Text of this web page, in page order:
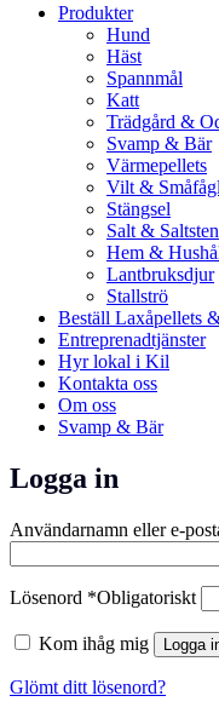
Produkter
Hund
Häst
Spannmål
Katt
Trädgård &
Svamp & Bär
Värmepellets
Vilt &
Stängsel
Salt &
Hem &
Lantbruksdjur
Stallströ
Beställ Laxåpellets
Entreprenadtjänster
Hyr lokal i Kil
Kontakta oss
Om oss
Svamp & Bär
Logga in
Användarnamn eller e-
Lösenord *Obligatoriskt
Kom ihåg mig Logga
Glömt ditt lösenord?